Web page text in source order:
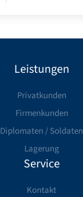
Leistungen
Privatkunden
Firmenkunden
Diplomaten / Soldaten
Lagerung
Service
Kontakt